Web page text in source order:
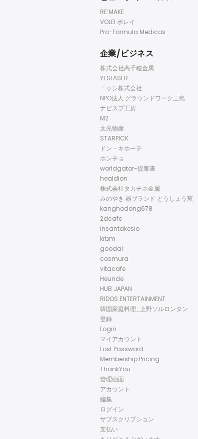
RE:MAKE
VOLEI ボレイ
Pro-Formula Medicos
企業/ビジネス
株式会社高千穂金属
YESLASER
ニッシ株式会社
NPO法人 グラウンドワーク三島
ナビスプ工房
M2
太光物産
STARPICK
ドン・キホーテ
ホンチョ
worldgator-提案書
healdion
株式会社タカチホ金属
みのやき 器ブランド とうしょう窯
kanghodong678
2dcafe
insantakesio
krbm
goodal
cosmura
vitacafe
Heunde
HUB JAPAN
RIDOS ENTERTAINMENT
韓国家庭料理_上野ソルロンタン
登録
Login
マイアカウント
Lost Password
Membership Pricing
ThankYou
管理画面
アカウント
編集
ログイン
サブスクリプション
支払い